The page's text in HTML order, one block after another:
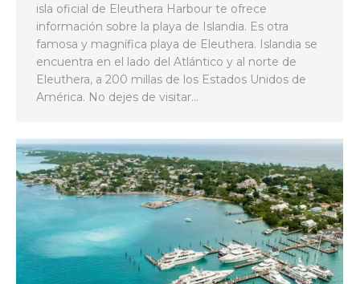
isla oficial de Eleuthera Harbour te ofrece
información sobre la playa de Islandia. Es otra
famosa y magnífica playa de Eleuthera. Islandia se
encuentra en el lado del Atlántico y al norte de
Eleuthera, a 200 millas de los Estados Unidos de
América. No dejes de visitar…